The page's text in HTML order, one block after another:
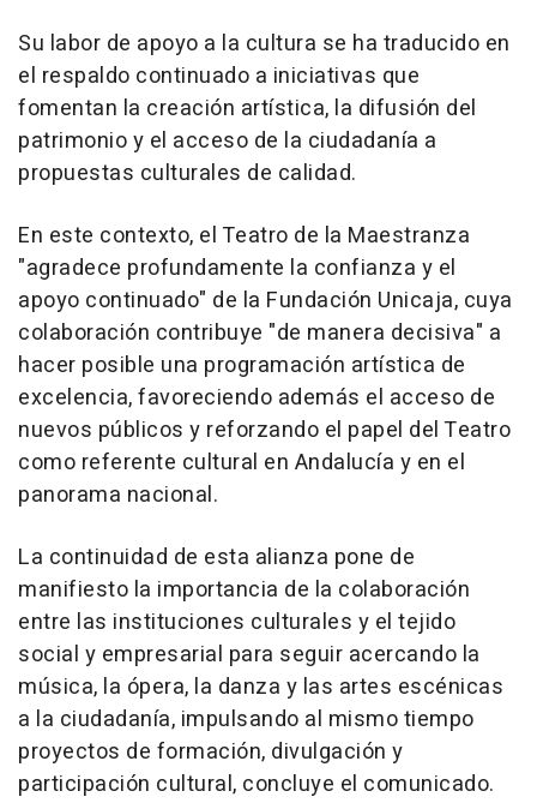
Su labor de apoyo a la cultura se ha traducido en
el respaldo continuado a iniciativas que
fomentan la creación artística, la difusión del
patrimonio y el acceso de la ciudadanía a
propuestas culturales de calidad.
En este contexto, el Teatro de la Maestranza
"agradece profundamente la confianza y el
apoyo continuado" de la Fundación Unicaja, cuya
colaboración contribuye "de manera decisiva" a
hacer posible una programación artística de
excelencia, favoreciendo además el acceso de
nuevos públicos y reforzando el papel del Teatro
como referente cultural en Andalucía y en el
panorama nacional.
La continuidad de esta alianza pone de
manifiesto la importancia de la colaboración
entre las instituciones culturales y el tejido
social y empresarial para seguir acercando la
música, la ópera, la danza y las artes escénicas
a la ciudadanía, impulsando al mismo tiempo
proyectos de formación, divulgación y
participación cultural, concluye el comunicado.